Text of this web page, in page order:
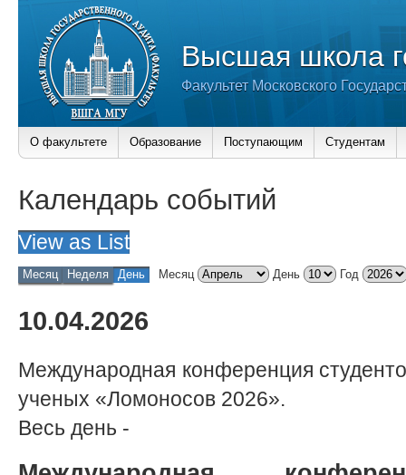
Высшая школа
Факультет Московского
О факультете Образование Поступающим Студентам
Календарь событий
View as List
Месяц Неделя День Месяц День Год
10.04.2026
Международная конференция
ученых «Ломоносов 2026».
Весь день -